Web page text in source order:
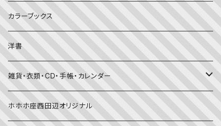
英語
大人の方に
季節・行事の絵本
春
夏
赤ちゃん（０・１・２歳向け）絵本
文字のない絵本
子育て
写真集
デザイン
ファッション
映画
カラーブックス
洋書
雑貨・衣類・CD・手帳・カレンダー
靴下
ホホホ座西田辺オリジナル